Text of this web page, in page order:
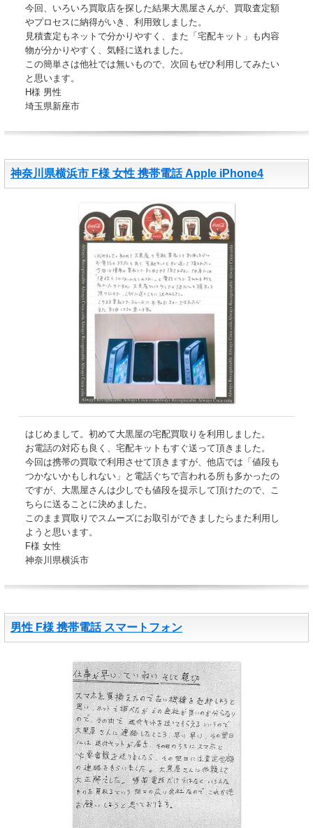
今回、いろいろ買取店を探した結果大黒屋さんが、買取査定額
やプロセスに納得がいき、利用致しました。
見積査定もネットで分かりやすく、また「宅配キット」も内容
物が分かりやすく、気軽に送れました。
この簡単さは他社では無いもので、次回もぜひ利用してみたい
と思います。
H様 男性
埼玉県新座市
神奈川県横浜市 F様 女性 携帯電話 Apple iPhone4
はじめまして。初めて大黒屋の宅配買取りを利用しました。
お電話の対応も良く、宅配キットもすぐ送って頂きました。
今回は携帯の買取で利用させて頂きますが、他店では「値段も
つかないかもしれない」と電話ぐちで言われる所も多かったの
ですが、大黒屋さんは少しでも値段を提示して頂けたので、こ
ちらに送ることに決めました。
このまま買取りでスムーズにお取引ができましたらまた利用し
ようと思います。
F様 女性
神奈川県横浜市
男性 F様 携帯電話 スマートフォン